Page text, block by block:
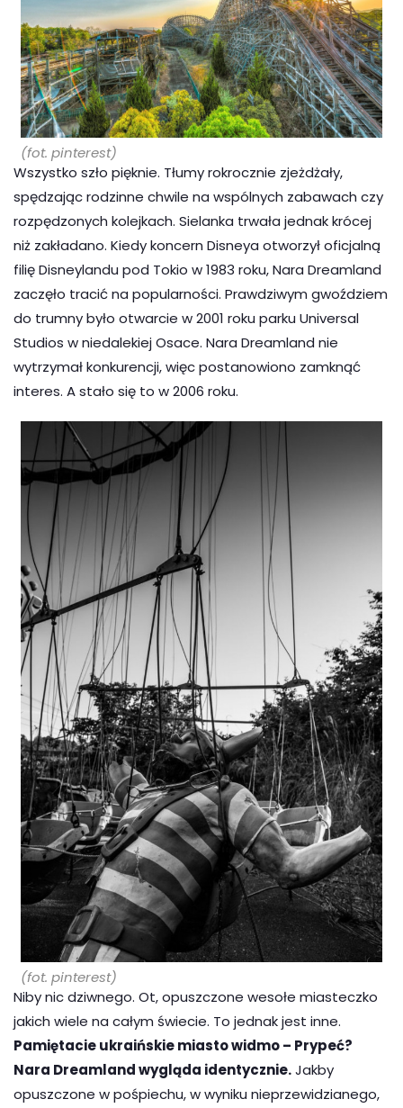
(fot. pinterest)
Wszystko szło pięknie. Tłumy rokrocznie zjeżdżały,
spędzając rodzinne chwile na wspólnych zabawach czy
rozpędzonych kolejkach. Sielanka trwała jednak krócej
niż zakładano. Kiedy koncern Disneya otworzył oficjalną
filię Disneylandu pod Tokio w 1983 roku, Nara Dreamland
zaczęło tracić na popularności. Prawdziwym gwoździem
do trumny było otwarcie w 2001 roku parku Universal
Studios w niedalekiej Osace. Nara Dreamland nie
wytrzymał konkurencji, więc postanowiono zamknąć
interes. A stało się to w 2006 roku.
(fot. pinterest)
Niby nic dziwnego. Ot, opuszczone wesołe miasteczko
jakich wiele na całym świecie. To jednak jest inne.
Pamiętacie ukraińskie miasto widmo – Prypeć?
Nara Dreamland wygląda identycznie.Jakby
opuszczone w pośpiechu, w wyniku nieprzewidzianego,